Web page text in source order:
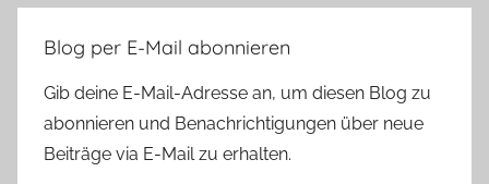
Blog per E-Mail abonnieren
Gib deine E-Mail-Adresse an, um diesen Blog zu
abonnieren und Benachrichtigungen über neue
Beiträge via E-Mail zu erhalten.